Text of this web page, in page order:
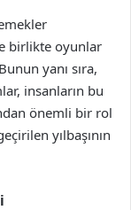
birlikte oyunlar
yanı sıra,
insanların bu
önemli bir rol
yılbaşının